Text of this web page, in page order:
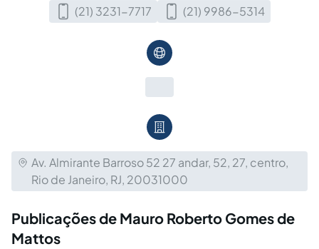
(21) 3231-7717 (21) 9986-5314
Av. Almirante Barroso 52 27 andar, 52, 27, centro,
Rio de Janeiro, RJ, 20031000
Publicações de Mauro Roberto Gomes de
Mattos